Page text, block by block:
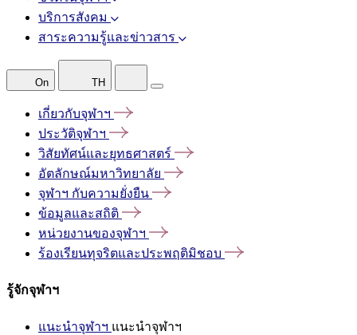
บริการสังคม
สาระความรู้และข่าวสาร
On TH
เกี่ยวกับจุฬาฯ
ประวัติจุฬาฯ
วิสัยทัศน์และยุทธศาสตร์
อัตลักษณ์มหาวิทยาลัย
จุฬาฯ กับความยั่งยืน
ข้อมูลและสถิติ
หน่วยงานของจุฬาฯ
ร้องเรียนทุจริตและประพฤติมิชอบ
รู้จักจุฬาฯ
แนะนำจุฬาฯ แนะนำจุฬาฯ